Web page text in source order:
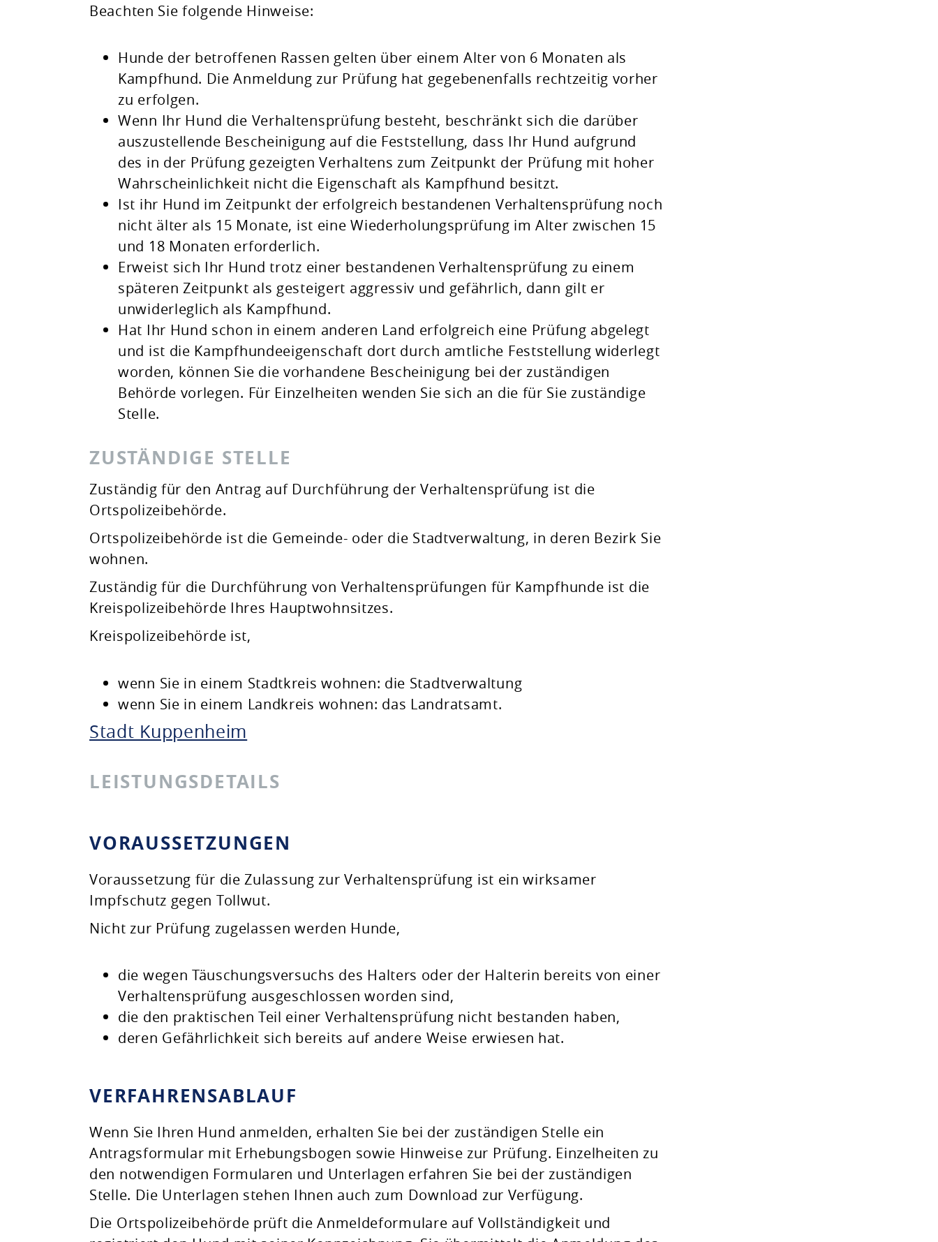
Beachten Sie folgende Hinweise:
Hunde der betroffenen Rassen gelten über einem Alter von 6 Monaten als
Kampfhund. Die Anmeldung zur Prüfung hat gegebenenfalls rechtzeitig vorher
zu erfolgen.
Wenn Ihr Hund die Verhaltensprüfung besteht, beschränkt sich die darüber
auszustellende Bescheinigung auf die Feststellung, dass Ihr Hund aufgrund
des in der Prüfung gezeigten Verhaltens zum Zeitpunkt der Prüfung mit hoher
Wahrscheinlichkeit nicht die Eigenschaft als Kampfhund besitzt.
Ist ihr Hund im Zeitpunkt der erfolgreich bestandenen Verhaltensprüfung noch
nicht älter als 15 Monate, ist eine Wiederholungsprüfung im Alter zwischen 15
und 18 Monaten erforderlich.
Erweist sich Ihr Hund trotz einer bestandenen Verhaltensprüfung zu einem
späteren Zeitpunkt als gesteigert aggressiv und gefährlich, dann gilt er
unwiderleglich als Kampfhund.
Hat Ihr Hund schon in einem anderen Land erfolgreich eine Prüfung abgelegt
und ist die Kampfhundeeigenschaft dort durch amtliche Feststellung widerlegt
worden, können Sie die vorhandene Bescheinigung bei der zuständigen
Behörde vorlegen. Für Einzelheiten wenden Sie sich an die für Sie zuständige
Stelle.
ZUSTÄNDIGE STELLE
Zuständig für den Antrag auf Durchführung der Verhaltensprüfung ist die
Ortspolizeibehörde.
Ortspolizeibehörde ist die Gemeinde- oder die Stadtverwaltung, in deren Bezirk Sie
wohnen.
Zuständig für die Durchführung von Verhaltensprüfungen für Kampfhunde ist die
Kreispolizeibehörde Ihres Hauptwohnsitzes.
Kreispolizeibehörde ist,
wenn Sie in einem Stadtkreis wohnen: die Stadtverwaltung
wenn Sie in einem Landkreis wohnen: das Landratsamt.
Stadt Kuppenheim
LEISTUNGSDETAILS
VORAUSSETZUNGEN
Voraussetzung für die Zulassung zur Verhaltensprüfung ist ein wirksamer
Impfschutz gegen Tollwut.
Nicht zur Prüfung zugelassen werden Hunde,
die wegen Täuschungsversuchs des Halters oder der Halterin bereits von einer
Verhaltensprüfung ausgeschlossen worden sind,
die den praktischen Teil einer Verhaltensprüfung nicht bestanden haben,
deren Gefährlichkeit sich bereits auf andere Weise erwiesen hat.
VERFAHRENSABLAUF
Wenn Sie Ihren Hund anmelden, erhalten Sie bei der zuständigen Stelle ein
Antragsformular mit Erhebungsbogen sowie Hinweise zur Prüfung. Einzelheiten zu
den notwendigen Formularen und Unterlagen erfahren Sie bei der zuständigen
Stelle. Die Unterlagen stehen Ihnen auch zum Download zur Verfügung.
Die Ortspolizeibehörde prüft die Anmeldeformulare auf Vollständigkeit und